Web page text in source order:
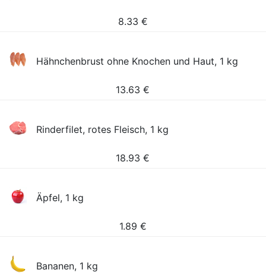
8.33 €
Hähnchenbrust ohne Knochen und Haut, 1 kg
13.63 €
Rinderfilet, rotes Fleisch, 1 kg
18.93 €
Äpfel, 1 kg
1.89 €
Bananen, 1 kg